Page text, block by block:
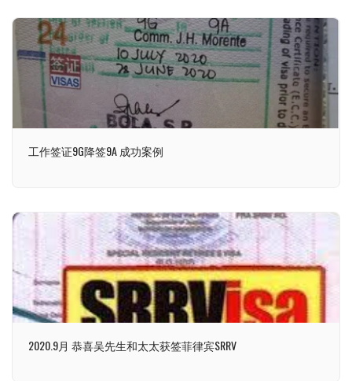
工作签证9G降签9A 成功案例
2020.9月 恭喜吴先生和太太获签菲律宾SRRV